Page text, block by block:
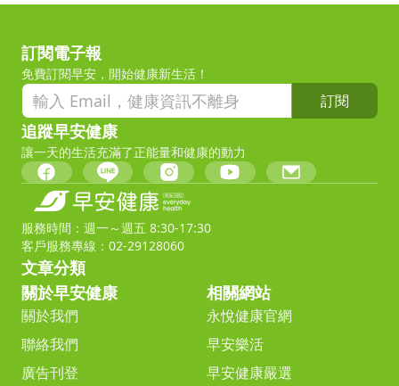
訂閱電子報
免費訂閱早安，開始健康新生活！
訂閱
追蹤早安健康
讓一天的生活充滿了正能量和健康的動力
服務時間：週一～週五 8:30-17:30
客戶服務專線：02-29128060
文章分類
關於早安健康
關於我們
聯絡我們
廣告刊登
相關網站
永悅健康官網
早安樂活
早安健康嚴選